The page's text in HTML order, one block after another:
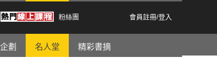
粉絲團 會員註冊/登入
劃 名人堂 精彩書摘